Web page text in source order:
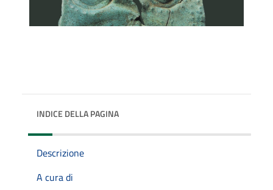
INDICE DELLA PAGINA
Descrizione
A cura di